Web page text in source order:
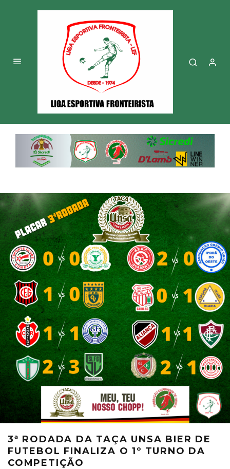
3ª RODADA DA TAÇA UNSA BIER DE
FUTEBOL FINALIZA O 1º TURNO DA
COMPETIÇÃO